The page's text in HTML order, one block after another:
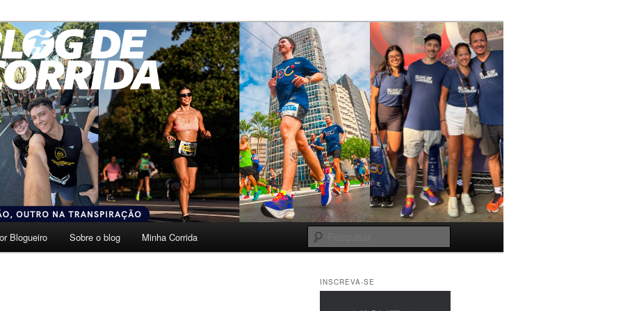
Blogueiro Sobre o blog Minha Corrida
INSCREVA-SE